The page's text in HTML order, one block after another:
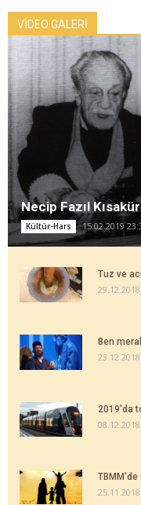
VİDEO GALERİ
Necip Fazıl
Kültür-Hars 15.02.2019
Tuz ve
Ben
2019'da